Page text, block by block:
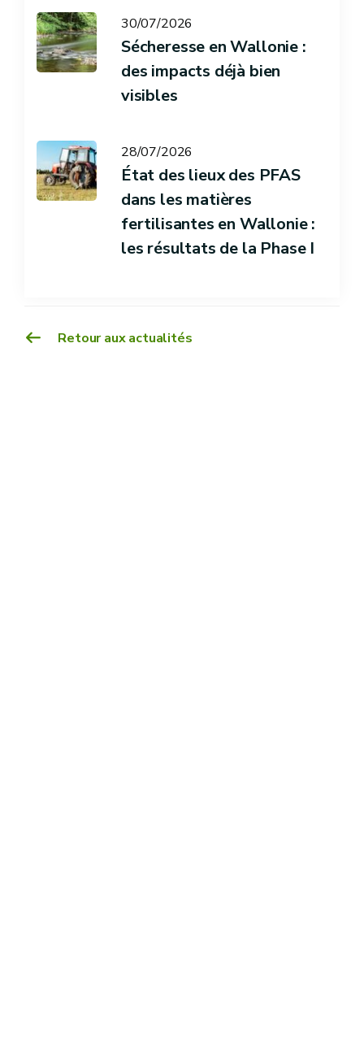
Retour aux actualités
30/07/2026
Sécheresse en Wallonie :
des impacts déjà bien
visibles
28/07/2026
État des lieux des PFAS
dans les matières
fertilisantes en Wallonie :
les résultats de la Phase I